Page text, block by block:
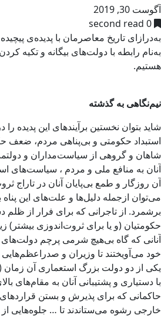
آگوست 30, 2019
0 second read
به‌درازای تاریخ معاصرمان با پدیده‌ی
به‌نام رابطه با دولت‌های بیگانه و تکیه
هستیم.
نیم‌نگاهی به گذشته
شاید بتوان نخستین برآیندهای این پدیده
استبداد حکومتی و بی‌پناهی مردم، ضعف
شاهان و گروهی از سیاست‌مداران و
آنان به منافع ملی و مردم ، سیاست‌های
آن روزگار و طمع بی‌پایان آنان در تاراج
می‌توان ازجمله دلیل‌ها و علت‌های این پناه
برشمرد. از تاجرانی که برای فرار از ظلم
حکومتیان (و یا برای ثروت‌اندوزی بیشتر)
آنانی که گاه بی‌هیچ شرمی پرچم دولت‌های
خود می‌آویختند تا وزیران و
یکی از دو دولت بزرگ استعماری آن زمان
با دستیاری و پشتیبانی آنان به مقام‌های
حاکمانی که برای پذیرش و بستن قراردهای
خارجی رشوه می‌ستاندند تا … جلوه‌هایی